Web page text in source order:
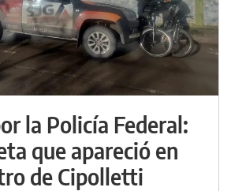
la Policía Federal:
que apareció en
de Cipolletti